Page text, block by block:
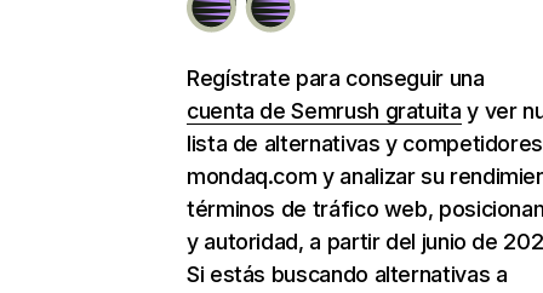
Regístrate para conseguir una
cuenta de Semrush gratuita y ver
lista de alternativas y
mondaq.com y analizar su
términos de tráfico web,
y autoridad, a partir del junio de
Si estás buscando alternativas a